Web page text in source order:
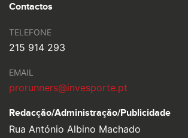
Contactos
TELEFONE
215 914 293
EMAIL
prorunners@invesporte.pt
Redacção/Administração/Publicidade
Rua António Albino Machado